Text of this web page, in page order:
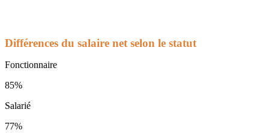
Différences du salaire net selon le statut
Fonctionnaire
85%
Salarié
77%